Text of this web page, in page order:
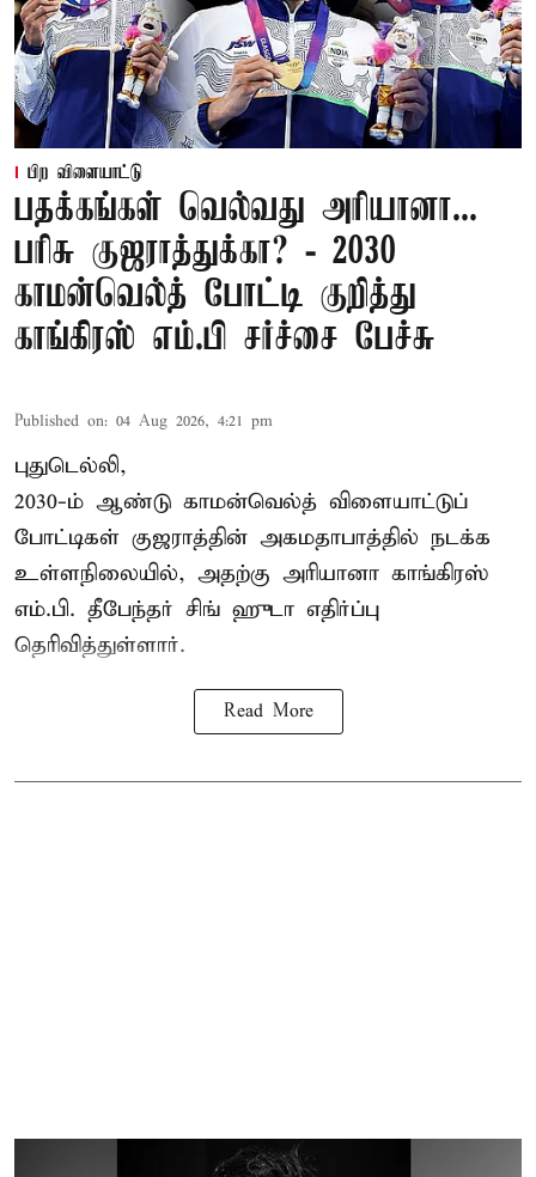
பிற விளையாட்டு
பதக்கங்கள் வெல்வது அரியானா...
பரிசு குஜராத்துக்கா? - 2030
காமன்வெல்த் போட்டி குறித்து
காங்கிரஸ் எம்.பி சர்ச்சை பேச்சு
Published on: 04 Aug 2026, 4:21 pm
புதுடெல்லி,
2030-ம் ஆண்டு காமன்வெல்த் விளையாட்டுப்
போட்டிகள் குஜராத்தின் அகமதாபாத்தில் நடக்க
உள்ளநிலையில், அதற்கு அரியானா காங்கிரஸ்
எம்.பி. தீபேந்தர் சிங் ஹுடா எதிர்ப்பு
தெரிவித்துள்ளார்.
Read More